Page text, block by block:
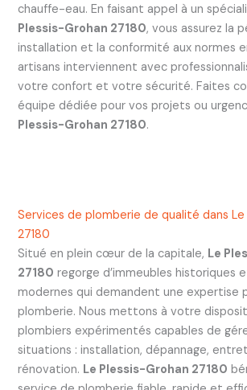
chauffe-eau. En faisant appel à un
Plessis-Grohan 27180, vous assurez la
installation et la conformité aux normes
artisans interviennent avec
votre confort et votre sécurité. Faites
équipe dédiée pour vos projets ou
Plessis-Grohan 27180.
Services de plomberie de qualité dans Le
27180
Situé en plein cœur de la capitale, Le
27180 regorge d’immeubles historiques
modernes qui demandent une expertise
plomberie. Nous mettons à votre
plombiers expérimentés capables de
situations : installation, dépannage,
rénovation. Le Plessis-Grohan 27180